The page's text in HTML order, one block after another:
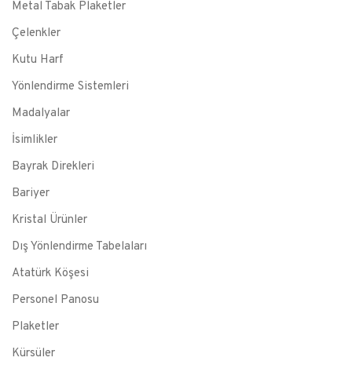
Metal Tabak Plaketler
Çelenkler
Kutu Harf
Yönlendirme Sistemleri
Madalyalar
İsimlikler
Bayrak Direkleri
Bariyer
Kristal Ürünler
Dış Yönlendirme Tabelaları
Atatürk Köşesi
Personel Panosu
Plaketler
Kürsüler